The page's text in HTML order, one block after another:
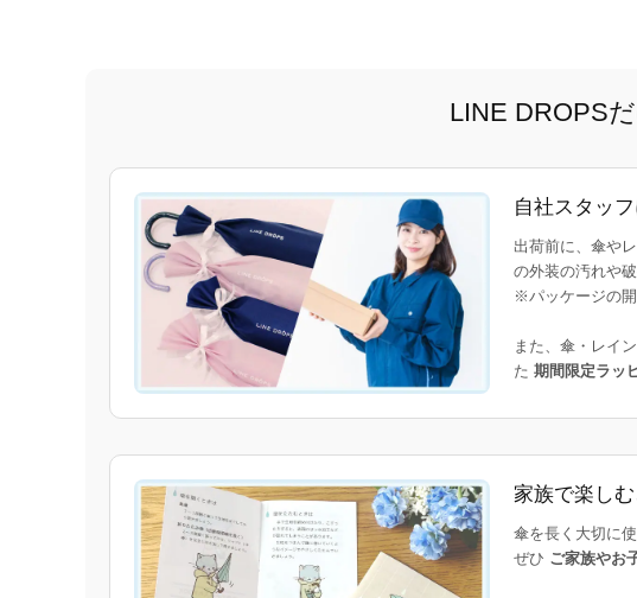
LINE DROPS
自社スタッ
出荷前に、傘や
の外装の汚れや
※パッケージの開
また、傘・レイ
た 期間限定ラッ
家族で楽し
傘を長く大切に
ぜひ ご家族やお